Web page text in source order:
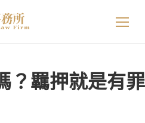
？羈押就是有罪